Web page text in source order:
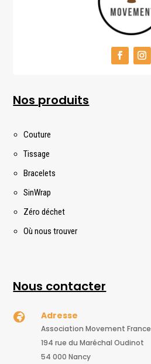
Nos produits
Couture
Tissage
Bracelets
SinWrap
Zéro déchet
Où nous trouver
Nous contacter
 Adresse
Association Movement France
194 rue du Maréchal Oudinot
54 000 Nancy